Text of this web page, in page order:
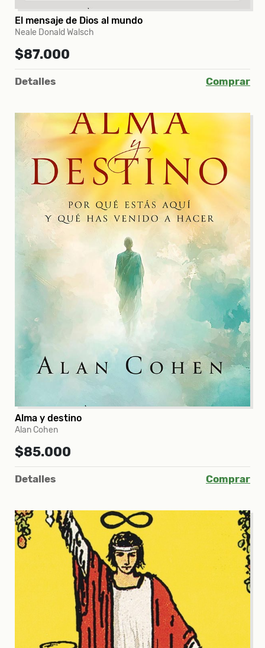
El mensaje de Dios al mundo
Neale Donald Walsch
$87.000
Detalles Comprar
Alma y destino
Alan Cohen
$85.000
Detalles Comprar